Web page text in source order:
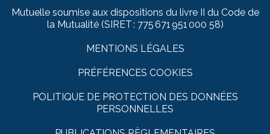
Mutuelle soumise aux dispositions du livre II du Code de
la Mutualité (SIRET : 775 671 951 000 58)
MENTIONS LÉGALES
PRÉFÉRENCES COOKIES
POLITIQUE DE PROTECTION DES DONNÉES
PERSONNELLES